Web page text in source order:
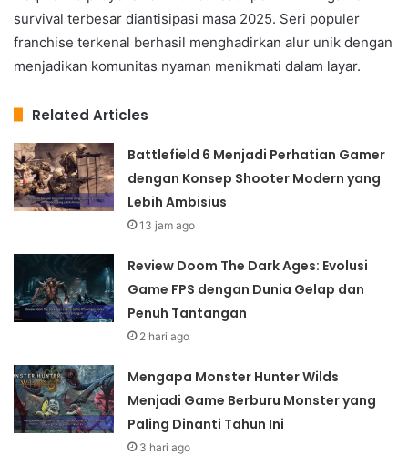
survival terbesar diantisipasi masa 2025. Seri populer
franchise terkenal berhasil menghadirkan alur unik dengan
menjadikan komunitas nyaman menikmati dalam layar.
Related Articles
Battlefield 6 Menjadi Perhatian Gamer
dengan Konsep Shooter Modern yang
Lebih Ambisius
13 jam ago
Review Doom The Dark Ages: Evolusi
Game FPS dengan Dunia Gelap dan
Penuh Tantangan
2 hari ago
Mengapa Monster Hunter Wilds
Menjadi Game Berburu Monster yang
Paling Dinanti Tahun Ini
3 hari ago